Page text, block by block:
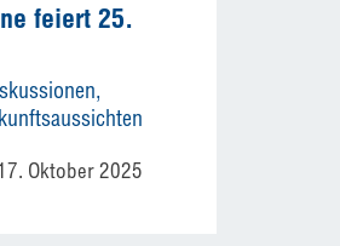
feiert 25.
Oktober 2025